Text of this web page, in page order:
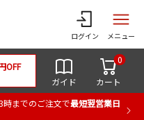
ログイン メニュー
OFF
ガイド カート
0
時までのご注文で最短翌営業日